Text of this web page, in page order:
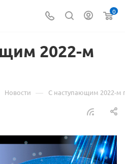
0
2022-м
Новости — С наступающим 2022-м